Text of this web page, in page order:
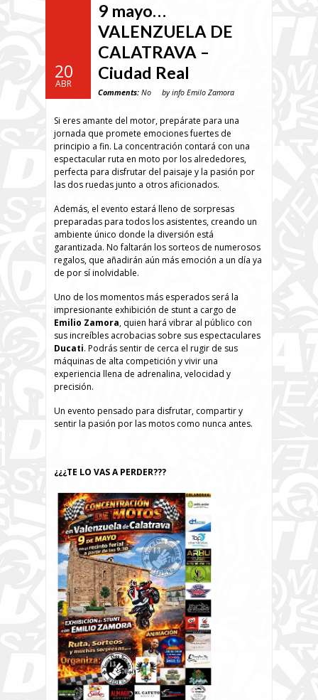
20
ABR
9 mayo…
VALENZUELA DE
CALATRAVA –
Ciudad Real
Comments: No by info Emilo Zamora
Si eres amante del motor, prepárate para una
jornada que promete emociones fuertes de
principio a fin. La concentración contará con una
espectacular ruta en moto por los alrededores,
perfecta para disfrutar del paisaje y la pasión por
las dos ruedas junto a otros aficionados.
Además, el evento estará lleno de sorpresas
preparadas para todos los asistentes, creando un
ambiente único donde la diversión está
garantizada. No faltarán los sorteos de numerosos
regalos, que añadirán aún más emoción a un día ya
de por sí inolvidable.
Uno de los momentos más esperados será la
impresionante exhibición de stunt a cargo de
Emilio Zamora, quien hará vibrar al público con
sus increíbles acrobacias sobre sus espectaculares
Ducati. Podrás sentir de cerca el rugir de sus
máquinas de alta competición y vivir una
experiencia llena de adrenalina, velocidad y
precisión.
Un evento pensado para disfrutar, compartir y
sentir la pasión por las motos como nunca antes.
¿¿¿TE LO VAS A PERDER???